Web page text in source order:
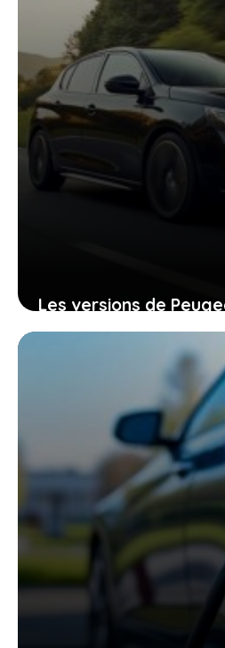
Les versions de
pour garder votre
tranquillité intacte